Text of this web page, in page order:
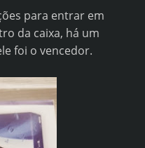
para entrar em
da caixa, há um
foi o vencedor.